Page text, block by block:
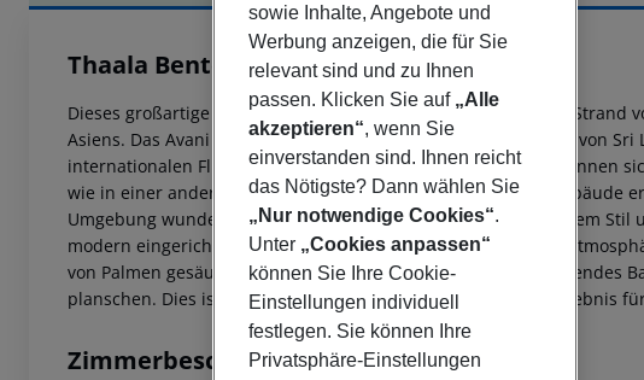
Hotelbeschreibung
Thaala Bentota Resort
5
Dieses großartige Resort liegt in ruhiger Lage am weitläufigen Strand
Asiens. Das Avani Bentota liegt an der beliebten Südwestküste von
internationalen Flughafen Bandaranaike entfernt. Die Gäste können
wie in einer anderen Welt fühlen. Das charmante, niedrige Gebäude
Umgebung wunderschön mit seiner Mischung aus sri-lankischem
modern eingerichtet und schaffen eine kühle, entspannende
von Palmen gesäumten Gärten zurücklehnen oder ein erfrischendes
planschen. Dies ist die ideale Wahl für ein exotisches Wohnerlebnis
Zimmerbeschreibung
sowie Inhalte, Angebote und
Werbung anzeigen, die für Sie
relevant sind und zu Ihnen
passen. Klicken Sie auf „Alle
akzeptieren“, wenn Sie
einverstanden sind. Ihnen reicht
das Nötigste? Dann wählen Sie
„Nur notwendige Cookies“.
Unter „Cookies anpassen“
können Sie Ihre Cookie-
Einstellungen individuell
festlegen. Sie können Ihre
Privatsphäre-Einstellungen